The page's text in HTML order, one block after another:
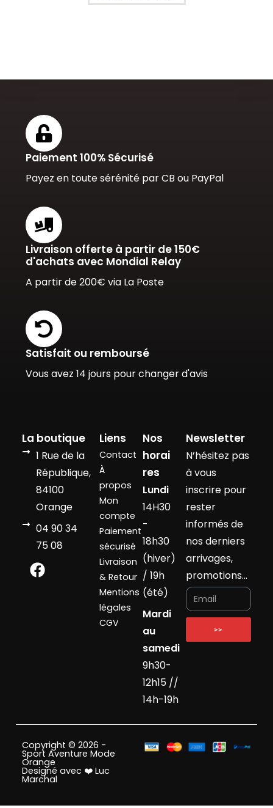
Paiement 100% Sécurisé
Payez en toute sérénité par CB ou PayPal
Livraison offerte à partir de 150€
d'achats avec Mondial Relay
A partir de 200€ via La Poste
Satisfait ou remboursé
Vous avez 14 jours pour changer d'avis
La boutique
1 Rue de la
République,
84100
Orange
04 90 34
75 08
Liens
Contact
À
propos
Mon
compte
Paiement
sécurisé
Livraison
& Retour
Mentions
légales
CGV
Nos
horai
res
Lundi
14H30
-
18h30
(hiver)
/ 19h
(été)
Mardi
au
samedi
9h30-
12h15 //
14h-19h
Newsletter
N’hésitez pas
à vous
inscrire pour
rester
informés de
nos derniers
arrivages,
promotions…
>>
Copyright © 2026 -
Sport Aventure Mode
Orange
Designé avec ❤️ Luc
Marchal